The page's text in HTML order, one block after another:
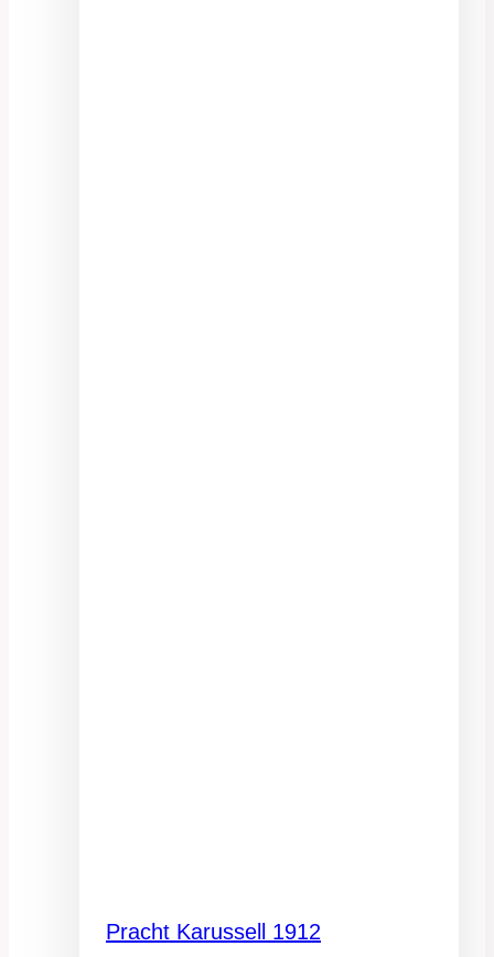
Pracht Karussell 1912